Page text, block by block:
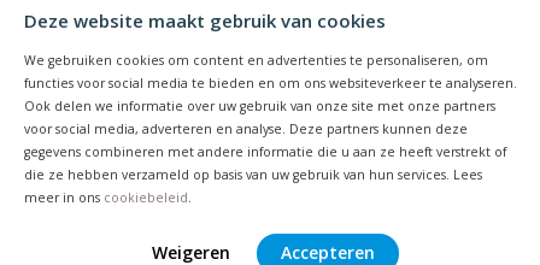
Deze website maakt gebruik van cookies
We gebruiken cookies om content en advertenties te personaliseren, om
functies voor social media te bieden en om ons websiteverkeer te analyseren.
Ook delen we informatie over uw gebruik van onze site met onze partners
voor social media, adverteren en analyse. Deze partners kunnen deze
gegevens combineren met andere informatie die u aan ze heeft verstrekt of
die ze hebben verzameld op basis van uw gebruik van hun services. Lees
meer in ons cookiebeleid
Weigeren Accepteren
Je beoordeelt:Tyleenslang ZPE ongekeurd
Uw waardering:
Populair